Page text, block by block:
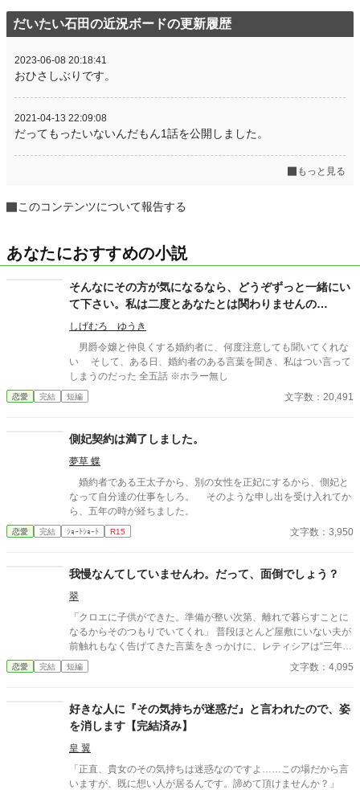
だいたい石田の近況ボードの更新履歴
2023-06-08 20:18:41
おひさしぶりです。
2021-04-13 22:09:08
だってもったいないんだもん1話を公開しました。
もっと見る
このコンテンツについて報告する
あなたにおすすめの小説
そんなにその方が気になるなら、どうぞずっと一緒にい
て下さい。私は二度とあなたとは関わりませんの
で……。
しげむろ ゆうき
男爵令嬢と仲良くする婚約者に、何度注意しても聞いてくれな
い そして、ある日、婚約者のある言葉を聞き、私はつい言って
しまうのだった 全五話 ※ホラー無し
恋愛 完結 短編 文字数：20,491
側妃契約は満了しました。
夢草 蝶
婚約者である王太子から、別の女性を正妃にするから、側妃と
なって自分達の仕事をしろ。 そのような申し出を受け入れてか
ら、五年の時が経ちました。
恋愛 完結 ｼｮｰﾄｼｮｰﾄ R15 文字数：3,950
我慢なんてしていませんわ。だって、面倒でしょう？
翠
「クロエに子供ができた。準備が整い次第、離れで暮らすことに
なるからそのつもりでいてくれ」 普段ほとんど屋敷にいない夫が
前触れもなく告げてきた言葉をきっかけに、レティシアは“三年
間”の契約を終わらせることにした。 赤の他人を屋敷に迎えるこ
とはしない。 不要なものに感情を砕く理由などない。 「だって、
切り捨ててしまいましょう。
恋愛 完結 短編 文字数：4,095
好きな人に『その気持ちが迷惑だ』と言われたので、姿
を消します【完結済み】
皇 翼
「正直、貴女のその気持ちは迷惑なのですよ……この場だから言
いますが、既に想い人が居るんです。諦めて頂けませんか？」